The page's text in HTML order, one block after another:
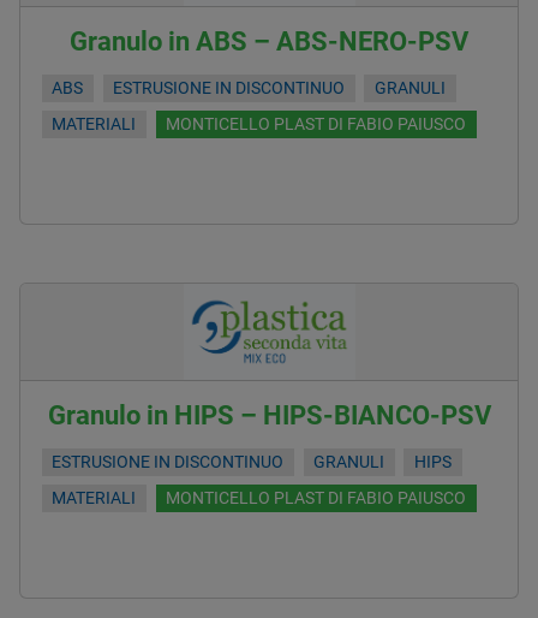
Granulo in ABS – ABS-NERO-PSV
ABS ESTRUSIONE IN DISCONTINUO
GRANULI
MATERIALI
MONTICELLO PLAST DI FABIO PAIUSCO
Granulo in HIPS – HIPS-BIANCO-PSV
ESTRUSIONE IN DISCONTINUO GRANULI
HIPS
MATERIALI
MONTICELLO PLAST DI FABIO PAIUSCO